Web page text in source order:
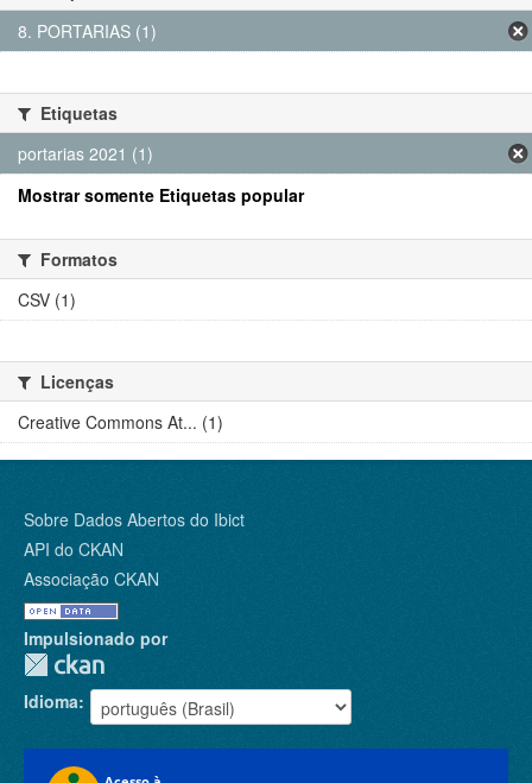
8. PORTARIAS (1)
Etiquetas
portarias 2021 (1)
Mostrar somente Etiquetas popular
Formatos
CSV (1)
Licenças
Creative Commons At... (1)
Sobre Dados Abertos do Ibict
API do CKAN
Associação CKAN
Impulsionado por
Idioma